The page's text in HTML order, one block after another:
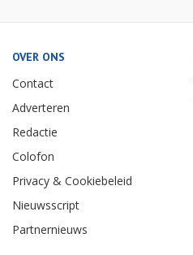
OVER ONS
Contact
Adverteren
Redactie
Colofon
Privacy & Cookiebeleid
Nieuwsscript
Partnernieuws